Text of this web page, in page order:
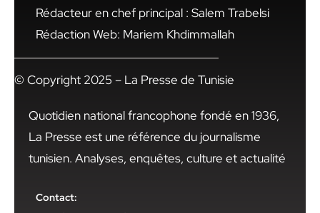
Rédacteur en chef principal : Salem Trabelsi
Rédaction Web: Mariem Khdimmallah
© Copyright 2025 – La Presse de Tunisie
Quotidien national francophone fondé en 1936,
La Presse est une référence du journalisme
tunisien. Analyses, enquêtes, culture et actualité
Contact: